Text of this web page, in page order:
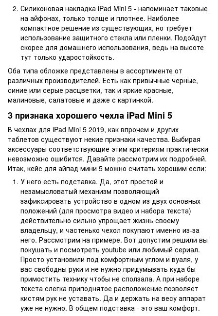
Силиконовая накладка iPad Mini 5 - напоминает таковые
на айфонах, только толще и плотнее. Наиболее
компактное решение из существующих, но требует
использование защитного стекла или пленки. Подойдут
скорее для домашнего использования, ведь на высоте
тут только ударостойкость.
Оба типа обложке представлены в ассортименте от
различных производителей. Есть как привычные черные,
синие или серые расцветки, так и яркие красные,
малиновые, салатовые и даже с картинкой.
3 признака хорошего чехла iPad Mini 5
В чехлах для iPad Mini 5 2019, как впрочем и других
таблетов существуют некие признаки качества. Выбирая
аксессуары соответствующие этим критериям практически
невозможно ошибится. Давайте рассмотрим их подробней.
Итак, кейс для айпад мини 5 можно считать хорошим если:
У него есть подставка. Да, этот простой и
незамысловатый механизм позволяющий
зафиксировать устройство в одном из двух основных
положений (для просмотра видео и набора текста)
действительно сильно упрощает жизнь своему
владельцу, и частенько чехол покупают именно из-за
него. Рассмотрим на примере. Вот допустим решили вы
покушать и посмотреть youtube или любимый сериал.
Просто установили под комфортным углом и вуаля, у
вас свободны руки и не нужно придумывать куда бы
примостить технику чтобы не сползала. А при наборе
текста слегка приподнятое расположение позволяет
кистям рук не уставать. Да и держать на весу аппарат
уже не нужно. В общем подставка - это ваш комфорт.